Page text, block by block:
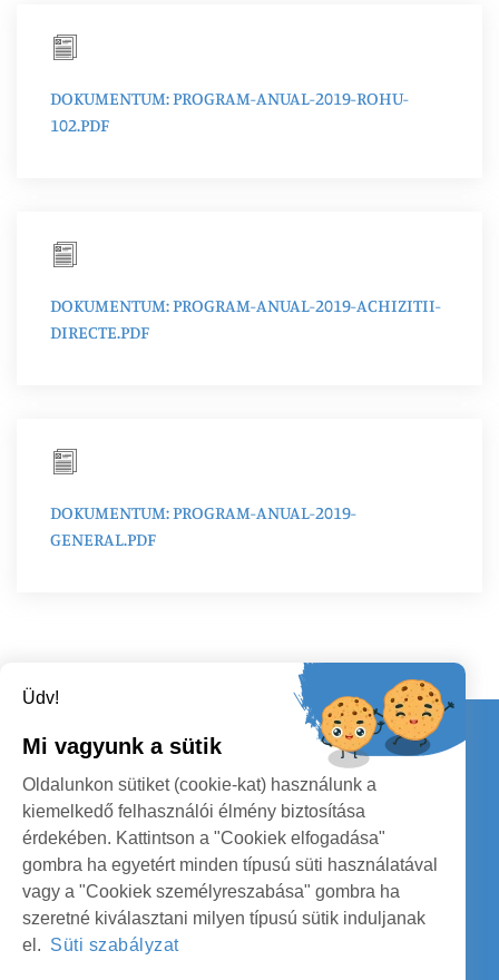
DOKUMENTUM: PROGRAM-ANUAL-2019-ROHU-
102.PDF
DOKUMENTUM: PROGRAM-ANUAL-2019-ACHIZITII-
DIRECTE.PDF
DOKUMENTUM: PROGRAM-ANUAL-2019-
GENERAL.PDF
SZATMÁR MEGYE MEGYEI TANÁCS
Kapcsolat
KÖVESSENEK
Üdv!
Mi vagyunk a sütik
Oldalunkon sütiket (cookie-kat) használunk a
kiemelkedő felhasználói élmény biztosítása
érdekében. Kattintson a "Cookiek elfogadása"
gombra ha egyetért minden típusú süti használatával
vagy a "Cookiek személyreszabása" gombra ha
szeretné kiválasztani milyen típusú sütik induljanak
el. Süti szabályzat